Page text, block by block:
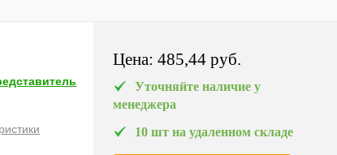
Цена: 485,44 pуб.
Уточняйте наличие у
менеджера
10 шт на удаленном складе